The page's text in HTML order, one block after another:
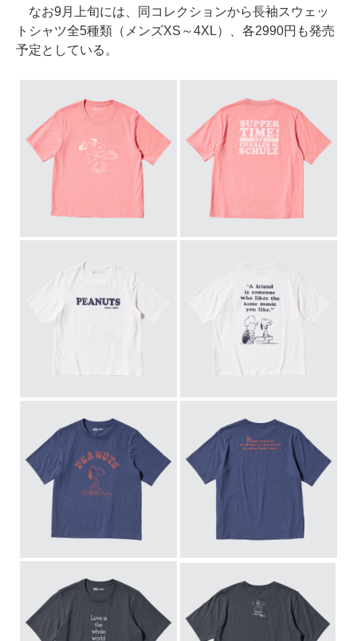
なお9月上旬には、同コレクションから長袖スウェッ
トシャツ全5種類（メンズXS～4XL）、各2990円も発売
予定としている。